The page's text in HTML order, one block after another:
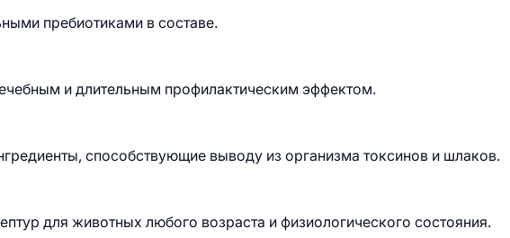
пребиотиками в составе.
и длительным профилактическим эффектом.
способствующие выводу из организма токсинов и шлаков.
для животных любого возраста и физиологического состояния.